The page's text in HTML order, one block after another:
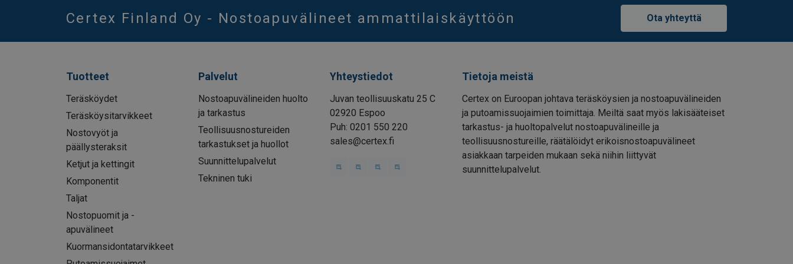
Certex Finland Oy - Nostoapuvälineet ammattilaiskäyttöön Ota yhteyttä
Tuotteet
Teräsköydet
Teräsköysitarvikkeet
Nostovyöt ja
päällysteraksit
Ketjut ja kettingit
Komponentit
Taljat
Nostopuomit ja -
apuvälineet
Kuormansidontatarvikkeet
Palvelut
Nostoapuvälineiden huolto
ja tarkastus
Teollisuusnostureiden
tarkastukset ja huollot
Suunnittelupalvelut
Tekninen tuki
Yhteystiedot
Juvan teollisuuskatu 25 C
02920 Espoo
Puh: 0201 550 220
sales@certex.fi
Tietoja meistä
Certex on Euroopan johtava teräsköysien ja nostoapuvälineiden
ja putoamissuojaimien toimittaja. Meiltä saat myös lakisääteiset
tarkastus- ja huoltopalvelut nostoapuvälineille ja
teollisuusnostureille, räätälöidyt erikoisnostoapuvälineet
asiakkaan tarpeiden mukaan sekä niihin liittyvät
suunnittelupalvelut.